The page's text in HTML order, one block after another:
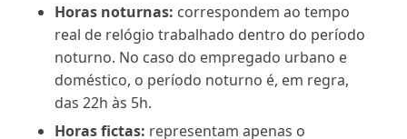
Horas noturnas: correspondem ao tempo
real de relógio trabalhado dentro do período
noturno. No caso do empregado urbano e
doméstico, o período noturno é, em regra,
das 22h às 5h.
Horas fictas: representam apenas o